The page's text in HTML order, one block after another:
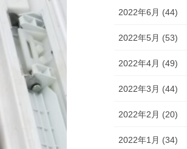
2022年6月 (44)
2022年5月 (53)
2022年4月 (49)
2022年3月 (44)
2022年2月 (20)
2022年1月 (34)